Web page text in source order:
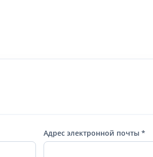
Адрес электронной почты *